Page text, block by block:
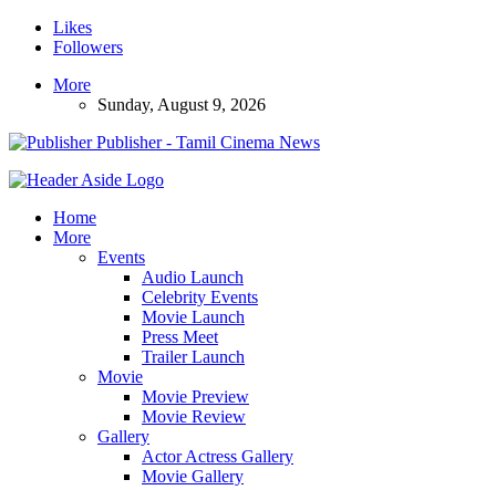
Likes
Followers
More
Sunday, August 9, 2026
Publisher - Tamil Cinema News
Home
More
Events
Audio Launch
Celebrity Events
Movie Launch
Press Meet
Trailer Launch
Movie
Movie Preview
Movie Review
Gallery
Actor Actress Gallery
Movie Gallery